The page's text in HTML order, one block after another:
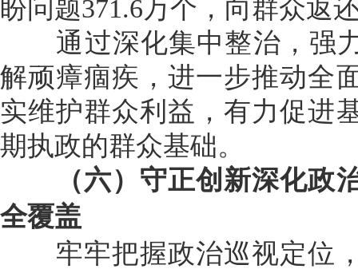
盼问题371.6万个，向群众返
通过深化集中整治，强力
解顽瘴痼疾，进一步推动全
实维护群众利益，有力促进
期执政的群众基础。
（六）守正创新深化政治
全覆盖
牢牢把握政治巡视定位，